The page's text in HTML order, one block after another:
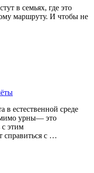
в семьях, где это
маршруту. И чтобы не
в естественной среде
урны— это
с этим
справиться с …